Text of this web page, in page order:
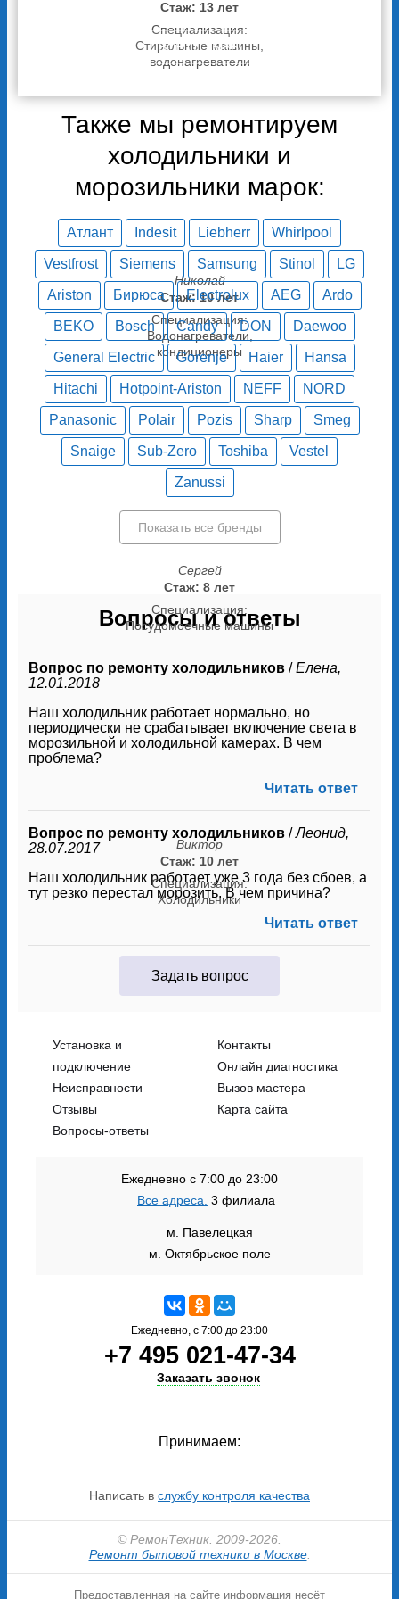
Стаж: 13 лет
Специализация:
Стиральные машины,
водонагреватели
Николай
Стаж: 10 лет
Специализация:
Водонагреватели,
кондиционеры
Сергей
Стаж: 8 лет
Специализация:
Посудомоечные машины
Виктор
Стаж: 10 лет
Специализация:
Холодильники
ВСЕ ОТЗЫВЫ
Также мы ремонтируем
холодильники и
морозильники марок:
Атлант Indesit Liebherr Whirlpool
Vestfrost Siemens Samsung Stinol LG
Ariston Бирюса Electrolux AEG Ardo
BEKO Bosch Candy DON Daewoo
General Electric Gorenje Haier Hansa
Hitachi Hotpoint-Ariston NEFF NORD
Panasonic Polair Pozis Sharp Smeg
Snaige Sub-Zero Toshiba Vestel
Zanussi
Показать все бренды
Вопросы и ответы
Вопрос по ремонту холодильников /Елена,
12.01.2018
Наш холодильник работает нормально, но
периодически не срабатывает включение света в
морозильной и холодильной камерах. В чем
проблема?
Читать ответ
Вопрос по ремонту холодильников /Леонид,
28.07.2017
Наш холодильник работает уже 3 года без сбоев, а
тут резко перестал морозить. В чем причина?
Читать ответ
Задать вопрос
Установка и
подключение
Неисправности
Отзывы
Вопросы-ответы
Контакты
Онлайн диагностика
Вызов мастера
Карта сайта
Ежедневно с 7:00 до 23:00
Все адреса. 3 филиала
м. Павелецкая
м. Октябрьское поле
Ежедневно, с 7:00 до 23:00
+7 495 021-47-34
Заказать звонок
Принимаем:
Написать в службу контроля качества
© РемонТехник. 2009-2026.
Ремонт бытовой техники в Москве.
Предоставленная на сайте информация несёт